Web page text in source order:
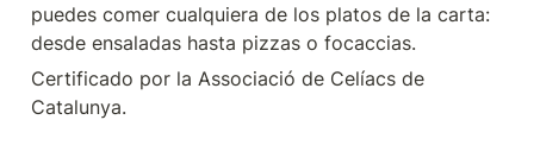
puedes comer cualquiera de los platos de la carta:
desde ensaladas hasta pizzas o focaccias.
Certificado por la Associació de Celíacs de
Catalunya.